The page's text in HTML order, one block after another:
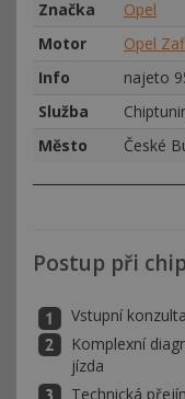
Značka
Opel
Motor
Opel
Info
najeto
Služba
Město
České
Postup při
Vstupní
Komplexní
jízda
Technická